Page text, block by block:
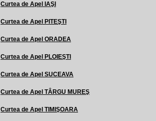
Curtea de Apel IAŞI
Curtea de Apel PITEŞTI
Curtea de Apel ORADEA
Curtea de Apel PLOIEŞTI
Curtea de Apel SUCEAVA
Curtea de Apel TÂRGU MUREŞ
Curtea de Apel TIMIŞOARA